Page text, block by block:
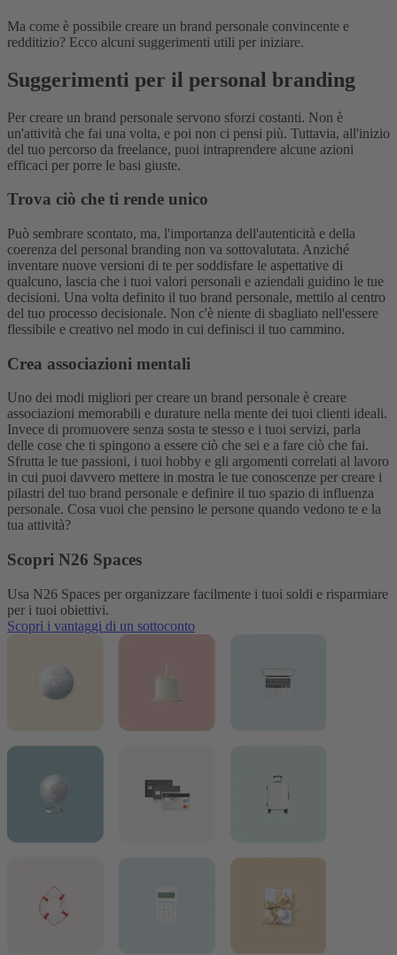
Ma come è possibile creare un brand personale convincente e
redditizio? Ecco alcuni suggerimenti utili per iniziare.
Suggerimenti per il personal branding
Per creare un brand personale servono sforzi costanti. Non è
un'attività che fai una volta, e poi non ci pensi più. Tuttavia, all'inizio
del tuo percorso da freelance, puoi intraprendere alcune azioni
efficaci per porre le basi giuste.
Trova ciò che ti rende unico
Può sembrare scontato, ma, l'importanza dell'autenticità e della
coerenza del personal branding non va sottovalutata. Anziché
inventare nuove versioni di te per soddisfare le aspettative di
qualcuno, lascia che i tuoi valori personali e aziendali guidino le tue
decisioni. Una volta definito il tuo brand personale, mettilo al centro
del tuo processo decisionale. Non c'è niente di sbagliato nell'essere
flessibile e creativo nel modo in cui definisci il tuo cammino.
Crea associazioni mentali
Uno dei modi migliori per creare un brand personale è creare
associazioni memorabili e durature nella mente dei tuoi clienti ideali.
Invece di promuovere senza sosta te stesso e i tuoi servizi, parla
delle cose che ti spingono a essere ciò che sei e a fare ciò che fai.
Sfrutta le tue passioni, i tuoi hobby e gli argomenti correlati al lavoro
in cui puoi davvero mettere in mostra le tue conoscenze per creare i
pilastri del tuo brand personale e definire il tuo spazio di influenza
personale. Cosa vuoi che pensino le persone quando vedono te e la
tua attività?
Scopri N26 Spaces
Usa N26 Spaces per organizzare facilmente i tuoi soldi e risparmiare
per i tuoi obiettivi.
Scopri i vantaggi di un sottoconto